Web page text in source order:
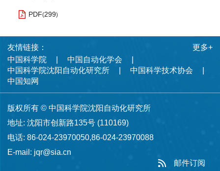
PDF(299)
友情链接：
中国科学院
中国自动化学会
中国科学院沈阳自动化研究所
中国科学技术协会
中国知网
更多+
版权所有 © 中国科学院沈阳自动化研究所
地址: 沈阳市创新路135号 (110169)
电话: 86-024-23970050,86-024-23970088
E-mail: jqr@sia.cn
邮件订阅